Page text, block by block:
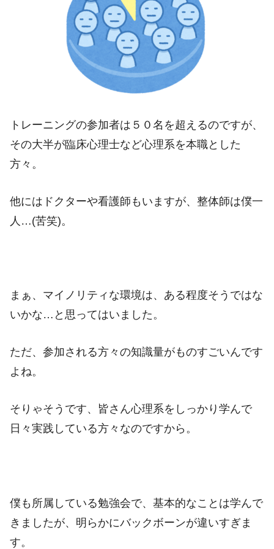
トレーニングの参加者は５０名を超えるのですが、
その大半が臨床心理士など心理系を本職とした
方々。
他にはドクターや看護師もいますが、整体師は僕一
人…(苦笑)。
まぁ、マイノリティな環境は、ある程度そうではな
いかな…と思ってはいました。
ただ、参加される方々の知識量がものすごいんです
よね。
そりゃそうです、皆さん心理系をしっかり学んで
日々実践している方々なのですから。
僕も所属している勉強会で、基本的なことは学んで
きましたが、明らかにバックボーンが違いすぎま
す。